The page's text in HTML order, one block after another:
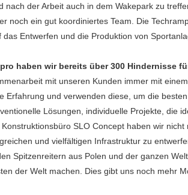
nach der Arbeit auch in dem Wakepark zu
noch ein gut koordiniertes Team. Die
das Entwerfen und die Produktion von
haben wir bereits über 300 Hindernisse
mit unseren Kunden immer mit
Erfahrung und verwenden diese, um die
Lösungen, individuelle Projekte, die
SLO Concept haben wir
und vielfältigen Infrastruktur zu
Spitzenreitern aus Polen und der ganzen
der Welt machen. Dies gibt uns noch mehr